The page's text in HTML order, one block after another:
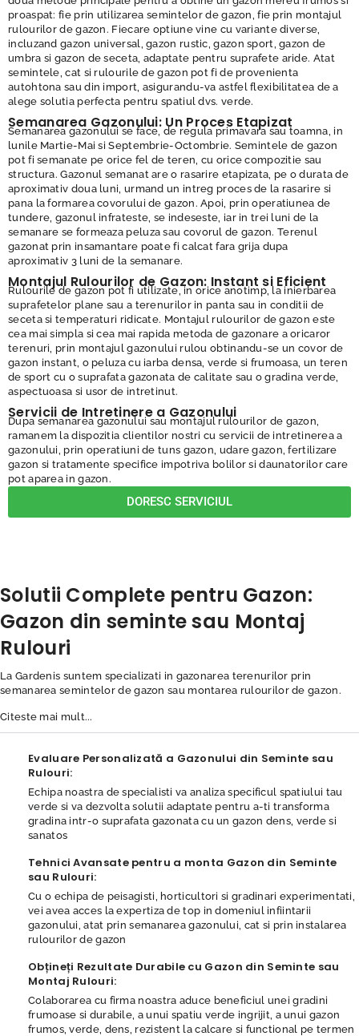
proaspat: fie prin utilizarea semintelor de gazon, fie prin montajul
rulourilor de gazon. Fiecare optiune vine cu variante diverse,
incluzand gazon universal, gazon rustic, gazon sport, gazon de
umbra si gazon de seceta, adaptate pentru suprafete aride. Atat
semintele, cat si rulourile de gazon pot fi de provenienta
autohtona sau din import, asigurandu-va astfel flexibilitatea de a
alege solutia perfecta pentru spatiul dvs. verde.
Semanarea Gazonului: Un Proces Etapizat
Semanarea gazonului se face, de regula primavara sau toamna, in
lunile Martie-Mai si Septembrie-Octombrie. Semintele de gazon
pot fi semanate pe orice fel de teren, cu orice compozitie sau
structura. Gazonul semanat are o rasarire etapizata, pe o durata de
aproximativ doua luni, urmand un intreg proces de la rasarire si
pana la formarea covorului de gazon. Apoi, prin operatiunea de
tundere, gazonul infrateste, se indeseste, iar in trei luni de la
semanare se formeaza peluza sau covorul de gazon. Terenul
gazonat prin insamantare poate fi calcat fara grija dupa
aproximativ 3 luni de la semanare.
Montajul Rulourilor de Gazon: Instant si Eficient
Rulourile de gazon pot fi utilizate, in orice anotimp, la inierbarea
suprafetelor plane sau a terenurilor in panta sau in conditii de
seceta si temperaturi ridicate. Montajul rulourilor de gazon este
cea mai simpla si cea mai rapida metoda de gazonare a oricaror
terenuri, prin montajul gazonului rulou obtinandu-se un covor de
gazon instant, o peluza cu iarba densa, verde si frumoasa, un teren
de sport cu o suprafata gazonata de calitate sau o gradina verde,
aspectuoasa si usor de intretinut.
Servicii de Intretinere a Gazonului
Dupa semanarea gazonului sau montajul rulourilor de gazon,
ramanem la dispozitia clientilor nostri cu servicii de intretinerea a
gazonului, prin operatiuni de tuns gazon, udare gazon, fertilizare
gazon si tratamente specifice impotriva bolilor si daunatorilor care
pot aparea in gazon.
DORESC SERVICIUL
Solutii Complete pentru Gazon:
Gazon din seminte sau Montaj
Rulouri
La Gardenis suntem specializati in gazonarea terenurilor prin
semanarea semintelor de gazon sau montarea rulourilor de gazon.
Citeste mai mult...
Evaluare Personalizată a Gazonului din Seminte sau
Rulouri:
Echipa noastra de specialisti va analiza specificul spatiului tau
verde si va dezvolta solutii adaptate pentru a-ti transforma
gradina intr-o suprafata gazonata cu un gazon dens, verde si
sanatos
Tehnici Avansate pentru a monta Gazon din Seminte
sau Rulouri:
Cu o echipa de peisagisti, horticultori si gradinari experimentati,
vei avea acces la expertiza de top in domeniul infiintarii
gazonului, atat prin semanarea gazonului, cat si prin instalarea
rulourilor de gazon
Obțineți Rezultate Durabile cu Gazon din Seminte sau
Montaj Rulouri:
Colaborarea cu firma noastra aduce beneficiul unei gradini
frumoase si durabile, a unui spatiu verde ingrijit, a unui gazon
frumos, verde, dens, rezistent la calcare si functional pe termen